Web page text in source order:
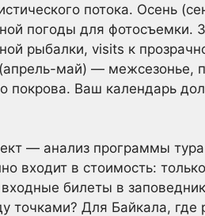
потока. Осень
погоды для
рыбалки, visits к
май) — межсезонье,
покрова. Ваш календарь
— анализ программы
входит в стоимость:
входные билеты в
точками? Для Байкала, где